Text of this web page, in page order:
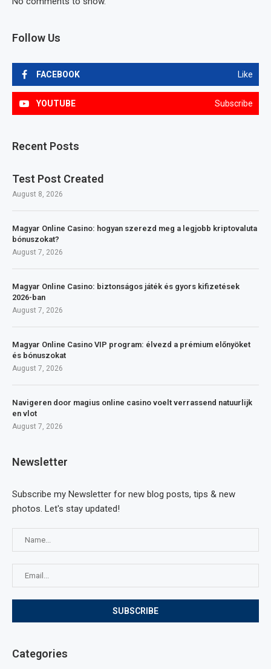
Follow Us
FACEBOOK Like
YOUTUBE Subscribe
Recent Posts
Test Post Created
August 8, 2026
Magyar Online Casino: hogyan szerezd meg a legjobb kriptovaluta
bónuszokat?
August 7, 2026
Magyar Online Casino: biztonságos játék és gyors kifizetések
2026-ban
August 7, 2026
Magyar Online Casino VIP program: élvezd a prémium előnyöket
és bónuszokat
August 7, 2026
Navigeren door magius online casino voelt verrassend natuurlijk
en vlot
August 7, 2026
Newsletter
Subscribe my Newsletter for new blog posts, tips & new
photos. Let's stay updated!
Categories